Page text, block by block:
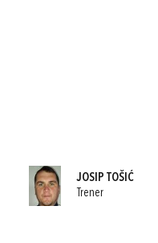
JOSIP TOŠIĆ
Trener